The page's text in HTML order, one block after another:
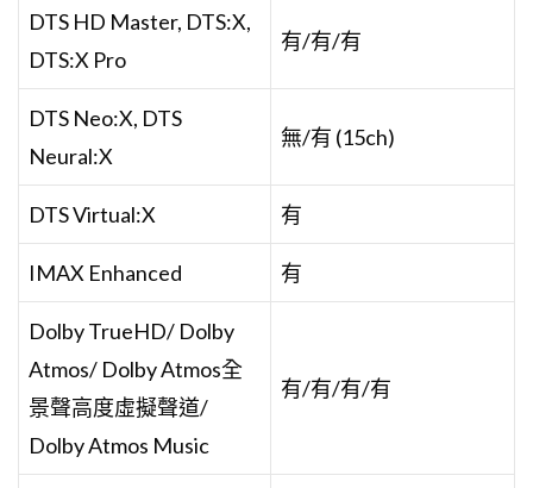
DTS HD Master, DTS:X,
DTS:X Pro
有/有/有
DTS Neo:X, DTS
Neural:X
無/有 (15ch)
DTS Virtual:X 有
IMAX Enhanced 有
Dolby TrueHD/ Dolby
Atmos/ Dolby Atmos全
景聲高度虛擬聲道/
Dolby Atmos Music
有/有/有/有